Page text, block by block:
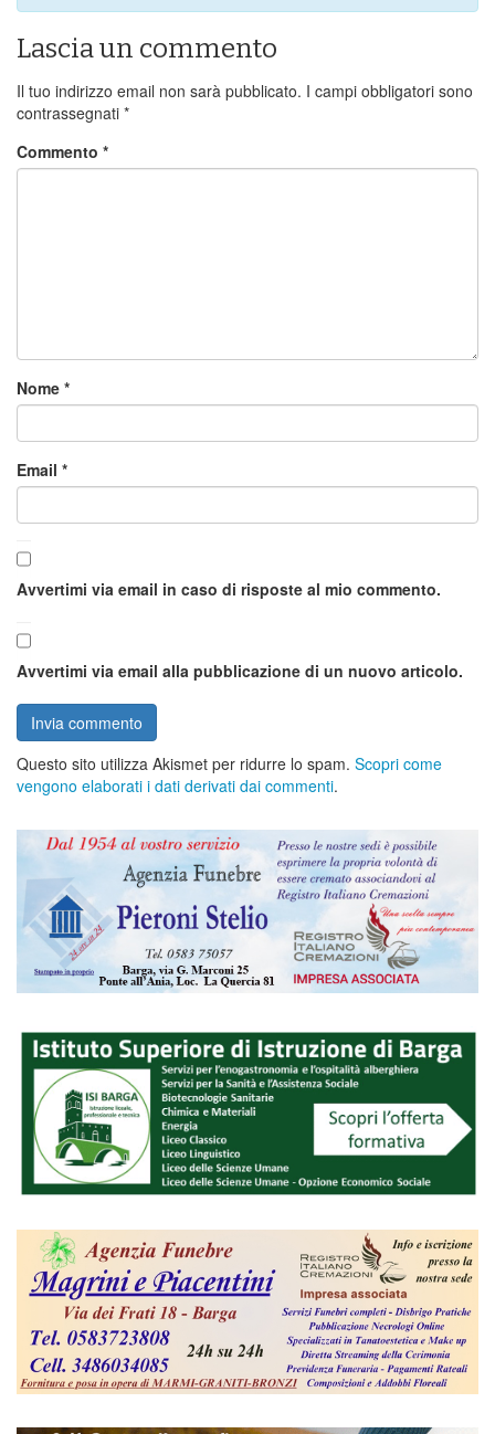
Lascia un commento
Il tuo indirizzo email non sarà pubblicato. I campi obbligatori sono
contrassegnati *
Commento *
Nome *
Email *
Avvertimi via email in caso di risposte al mio commento.
Avvertimi via email alla pubblicazione di un nuovo articolo.
Questo sito utilizza Akismet per ridurre lo spam. Scopri come
vengono elaborati i dati derivati dai commenti.